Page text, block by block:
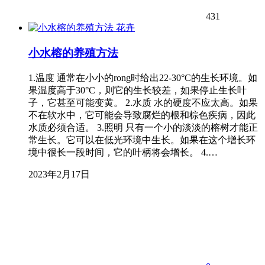
431
花卉
小水榕的养殖方法
1.温度 通常在小小的rong时给出22-30°C的生长环境。如
果温度高于30°C，则它的生长较差，如果停止生长叶
子，它甚至可能变黄。 2.水质 水的硬度不应太高。如果
不在软水中，它可能会导致腐烂的根和棕色疾病，因此
水质必须合适。 3.照明 只有一个小的淡淡的榕树才能正
常生长。它可以在低光环境中生长。如果在这个增长环
境中很长一段时间，它的叶柄将会增长。 4.…
2023年2月17日